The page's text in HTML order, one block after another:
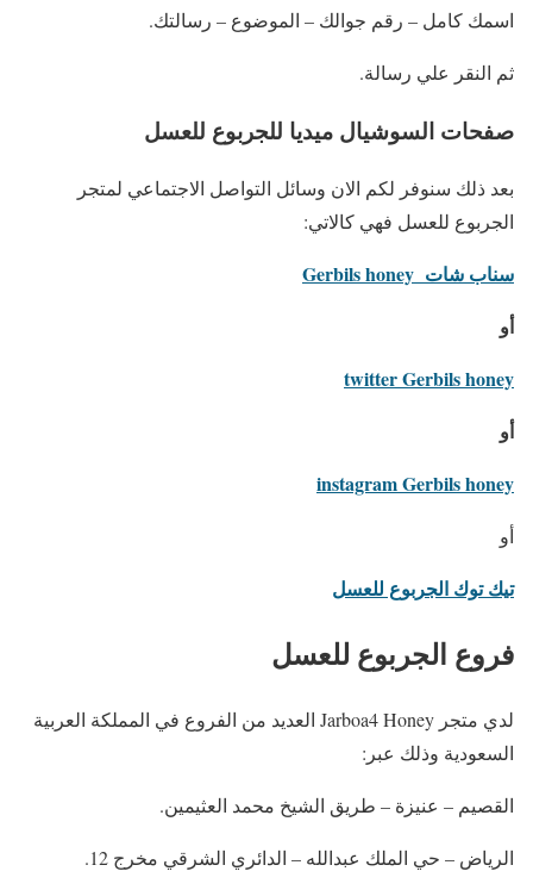
اسمك كامل – رقم جوالك – الموضوع – رسالتك.
ثم النقر علي رسالة.
صفحات السوشيال ميديا للجربوع للعسل
بعد ذلك سنوفر لكم الان وسائل التواصل الاجتماعي لمتجر
الجربوع للعسل فهي كالاتي:
سناب شات Gerbils honey
أو
twitter Gerbils honey
أو
instagram Gerbils honey
أو
تيك توك الجربوع للعسل
فروع الجربوع للعسل
لدي متجر Jarboa4 Honey العديد من الفروع في المملكة العربية
السعودية وذلك عبر:
القصيم – عنيزة – طريق الشيخ محمد العثيمين.
الرياض – حي الملك عبدالله – الدائري الشرقي مخرج 12.